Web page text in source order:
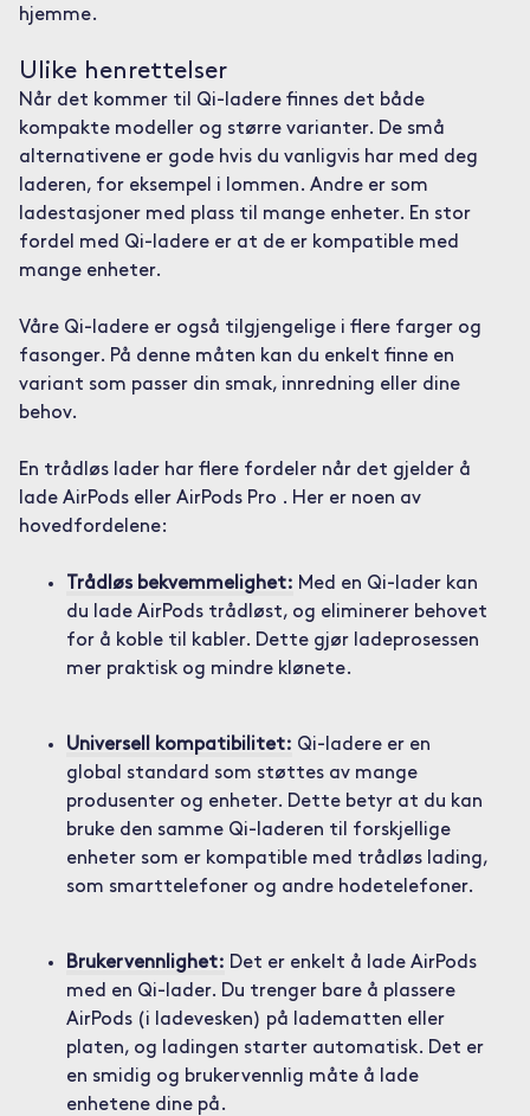
hjemme.
Ulike henrettelser
Når det kommer til Qi-ladere finnes det både
kompakte modeller og større varianter. De små
alternativene er gode hvis du vanligvis har med deg
laderen, for eksempel i lommen. Andre er som
ladestasjoner med plass til mange enheter. En stor
fordel med Qi-ladere er at de er kompatible med
mange enheter.
Våre Qi-ladere er også tilgjengelige i flere farger og
fasonger. På denne måten kan du enkelt finne en
variant som passer din smak, innredning eller dine
behov.
En trådløs lader har flere fordeler når det gjelder å
lade AirPods eller AirPods Pro . Her er noen av
hovedfordelene:
Trådløs bekvemmelighet: Med en Qi-lader kan
du lade AirPods trådløst, og eliminerer behovet
for å koble til kabler. Dette gjør ladeprosessen
mer praktisk og mindre klønete.
Universell kompatibilitet: Qi-ladere er en
global standard som støttes av mange
produsenter og enheter. Dette betyr at du kan
bruke den samme Qi-laderen til forskjellige
enheter som er kompatible med trådløs lading,
som smarttelefoner og andre hodetelefoner.
Brukervennlighet: Det er enkelt å lade AirPods
med en Qi-lader. Du trenger bare å plassere
AirPods (i ladevesken) på ladematten eller
platen, og ladingen starter automatisk. Det er
en smidig og brukervennlig måte å lade
enhetene dine på.